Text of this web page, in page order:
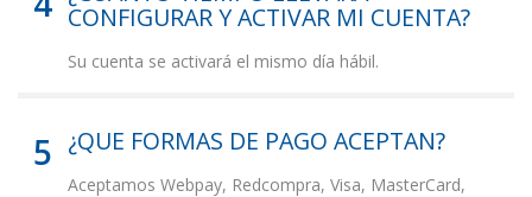
CONFIGURAR Y ACTIVAR MI CUENTA?
Su cuenta se activará el mismo día hábil.
5 ¿QUE FORMAS DE PAGO ACEPTAN?
Aceptamos Webpay, Redcompra, Visa, MasterCard,